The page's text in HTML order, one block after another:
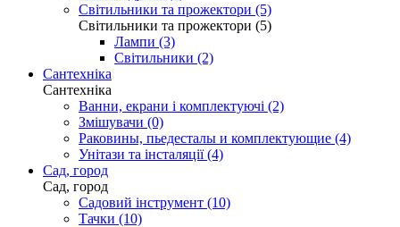
Світильники та прожектори (5)
Світильники та прожектори (5)
Лампи (3)
Світильники (2)
Сантехніка
Сантехніка
Ванни, екрани і комплектуючі (2)
Змішувачи (0)
Раковины, пьедесталы и комплектующие (4)
Унітази та інсталяції (4)
Сад, город
Сад, город
Садовий інструмент (10)
Тачки (10)